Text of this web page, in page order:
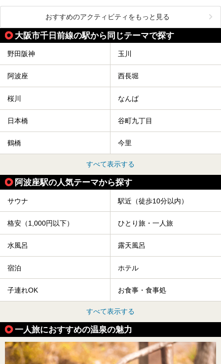
おすすめのアクティビティをもっと見る
大阪市千日前線の駅から同じテーマで探す
野田阪神 玉川
阿波座 西長堀
桜川 なんば
日本橋 谷町九丁目
鶴橋 今里
すべて表示する
阿波座駅の人気テーマから探す
サウナ 駅近（徒歩10分以内）
格安（1,000円以下） ひとり旅・一人旅
水風呂 露天風呂
宿泊 ホテル
子連れOK お食事・食事処
すべて表示する
一人旅におすすめの温泉の魅力